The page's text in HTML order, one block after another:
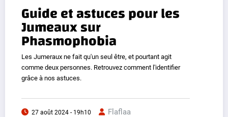
Guide et astuces pour les
Jumeaux sur
Phasmophobia
Les Jumeraux ne fait qu'un seul être, et pourtant agit
comme deux personnes. Retrouvez comment l'identifier
grâce à nos astuces.
27 août 2024 - 19h10 Flaflaa